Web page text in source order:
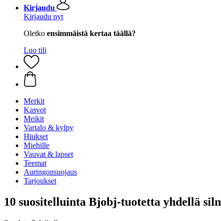
Kirjaudu
Kirjaudu nyt
Oletko ensimmäistä kertaa täällä?
Luo tili
Merkit
Kasvot
Meikit
Vartalo & kylpy
Hiukset
Miehille
Vauvat & lapset
Teemat
Auringonsuojaus
Tarjoukset
10 suositelluinta Bjobj-tuotetta yhdellä